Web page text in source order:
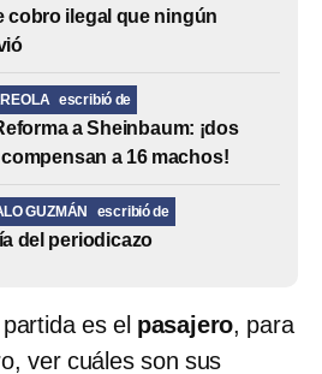
cobro ilegal que ningún
escribió de
a Sheinbaum: ¡dos
a 16 machos!
GUZMÁN escribió de
del periodicazo
es el pasajero, para
ver cuáles son sus